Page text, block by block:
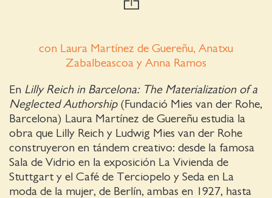
con Laura Martínez de Guereñu, Anatxu
Zabalbeascoa y Anna Ramos
En Lilly Reich in Barcelona: The Materialization of a
Neglected Authorship (Fundació Mies van der Rohe,
Barcelona) Laura Martínez de Guereñu estudia la
obra que Lilly Reich y Ludwig Mies van der Rohe
construyeron en tándem creativo: desde la famosa
Sala de Vidrio en la exposición La Vivienda de
Stuttgart y el Café de Terciopelo y Seda en La
moda de la mujer, de Berlín, ambas en 1927, hasta